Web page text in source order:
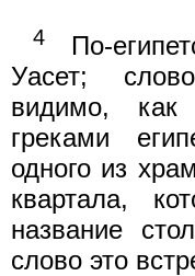
4
По-
Уасет;
видимо, как
греками
одного из
квартала,
название
слово это